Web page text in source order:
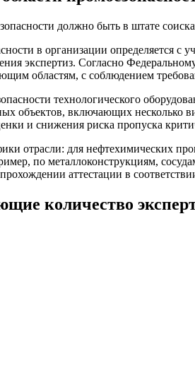
в организации определяется
экспертиз. Согласно
областям, с соблюдением
технологического
объектов, включающих несколько
и снижения риска пропуска
отрасли: для нефтехимических
по металлоконструкциям,
аттестации в
количество